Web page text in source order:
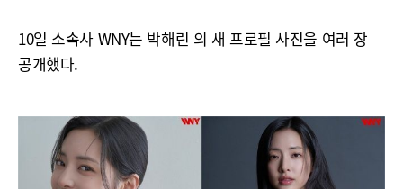
10일 소속사 WNY는 박해린 의 새 프로필 사진을 여러 장
공개했다.